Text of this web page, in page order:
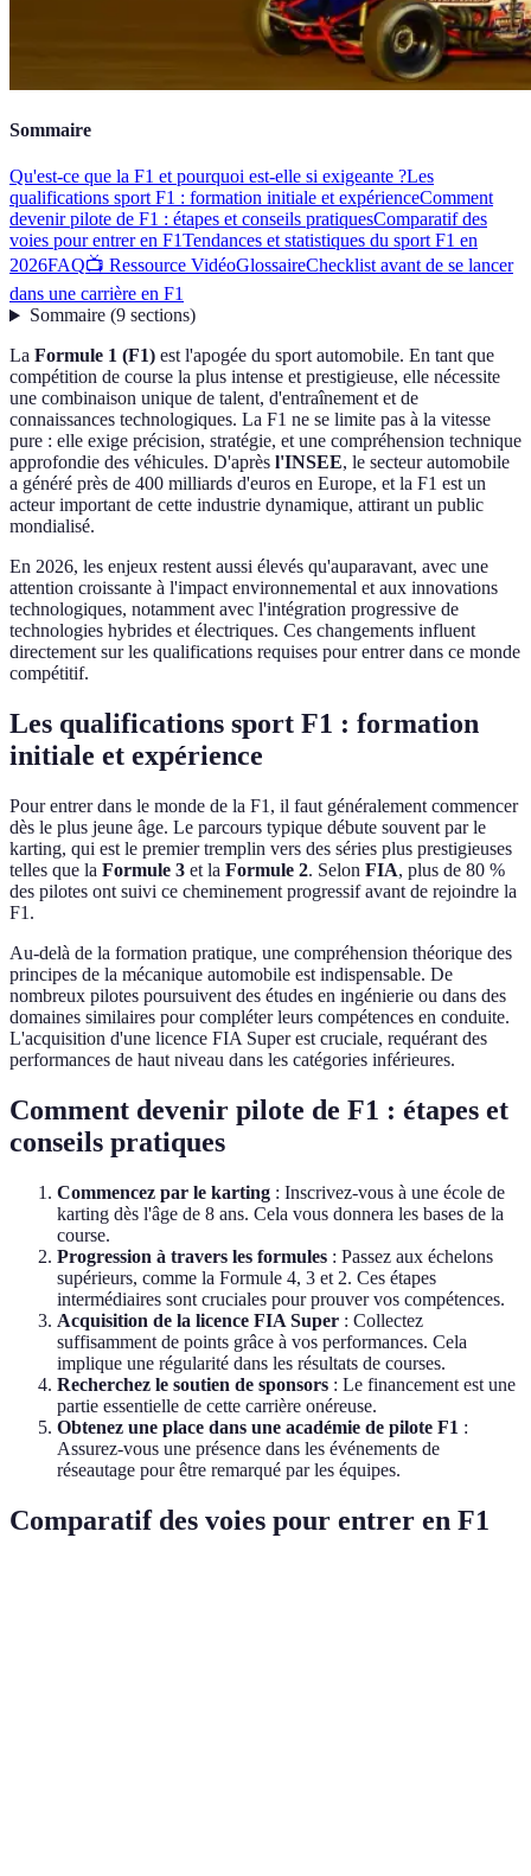
Sommaire
Qu'est-ce que la F1 et pourquoi est-elle si exigeante ?Les
qualifications sport F1 : formation initiale et expérienceComment
devenir pilote de F1 : étapes et conseils pratiquesComparatif des
voies pour entrer en F1Tendances et statistiques du sport F1 en
2026FAQ📺 Ressource VidéoGlossaireChecklist avant de se lancer
dans une carrière en F1
Sommaire(9 sections)
La Formule 1 (F1) est l'apogée du sport automobile. En tant que
compétition de course la plus intense et prestigieuse, elle nécessite
une combinaison unique de talent, d'entraînement et de
connaissances technologiques. La F1 ne se limite pas à la vitesse
pure : elle exige précision, stratégie, et une compréhension technique
approfondie des véhicules. D'après l'INSEE, le secteur automobile
a généré près de 400 milliards d'euros en Europe, et la F1 est un
acteur important de cette industrie dynamique, attirant un public
mondialisé.
En 2026, les enjeux restent aussi élevés qu'auparavant, avec une
attention croissante à l'impact environnemental et aux innovations
technologiques, notamment avec l'intégration progressive de
technologies hybrides et électriques. Ces changements influent
directement sur les qualifications requises pour entrer dans ce monde
compétitif.
Les qualifications sport F1 : formation
initiale et expérience
Pour entrer dans le monde de la F1, il faut généralement commencer
dès le plus jeune âge. Le parcours typique débute souvent par le
karting, qui est le premier tremplin vers des séries plus prestigieuses
telles que la Formule 3 et la Formule 2. Selon FIA, plus de 80 %
des pilotes ont suivi ce cheminement progressif avant de rejoindre la
F1.
Au-delà de la formation pratique, une compréhension théorique des
principes de la mécanique automobile est indispensable. De
nombreux pilotes poursuivent des études en ingénierie ou dans des
domaines similaires pour compléter leurs compétences en conduite.
L'acquisition d'une licence FIA Super est cruciale, requérant des
performances de haut niveau dans les catégories inférieures.
Comment devenir pilote de F1 : étapes et
conseils pratiques
Commencez par le karting : Inscrivez-vous à une école de
karting dès l'âge de 8 ans. Cela vous donnera les bases de la
course.
Progression à travers les formules : Passez aux échelons
supérieurs, comme la Formule 4, 3 et 2. Ces étapes
intermédiaires sont cruciales pour prouver vos compétences.
Acquisition de la licence FIA Super : Collectez
suffisamment de points grâce à vos performances. Cela
implique une régularité dans les résultats de courses.
Recherchez le soutien de sponsors : Le financement est une
partie essentielle de cette carrière onéreuse.
Obtenez une place dans une académie de pilote F1 :
Assurez-vous une présence dans les événements de
réseautage pour être remarqué par les équipes.
Comparatif des voies pour entrer en F1